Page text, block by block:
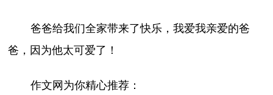
爸爸给我们全家带来了快乐，我爱我亲爱的爸
爸，因为他太可爱了！
作文网为你精心推荐：